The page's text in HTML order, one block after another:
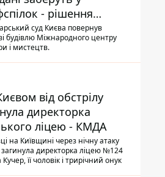
- рішення
суду
суд Києва повернув
будівлю Міжнародного центру
і мистецтв.
від обстрілу
директорка
ліцею - КМДА
на Київщині через нічну атаку
загинула директорка ліцею №124
її чоловік і трирічний онук